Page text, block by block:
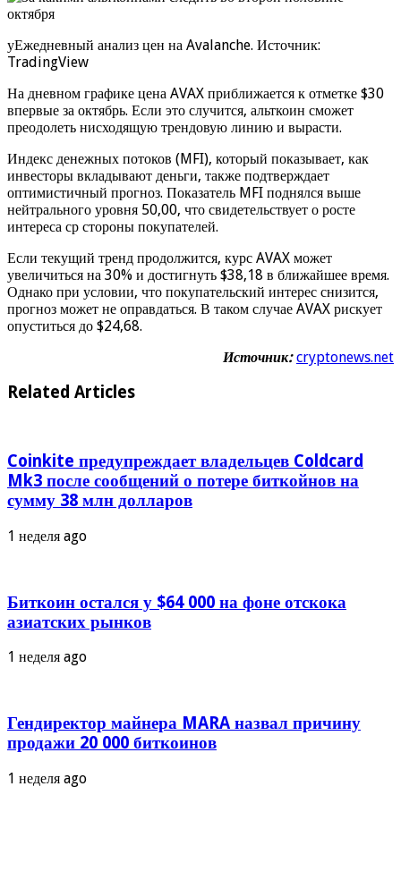
уЕжедневный анализ цен на Avalanche. Источник:
TradingView
На дневном графике цена AVAX приближается к отметке $30
впервые за октябрь. Если это случится, альткоин сможет
преодолеть нисходящую трендовую линию и вырасти.
Индекс денежных потоков (MFI), который показывает, как
инвесторы вкладывают деньги, также подтверждает
оптимистичный прогноз. Показатель MFI поднялся выше
нейтрального уровня 50,00, что свидетельствует о росте
интереса ср стороны покупателей.
Если текущий тренд продолжится, курс AVAX может
увеличиться на 30% и достигнуть $38,18 в ближайшее время.
Однако при условии, что покупательский интерес снизится,
прогноз может не оправдаться. В таком случае AVAX рискует
опуститься до $24,68.
Источник: cryptonews.net
Related Articles
Coinkite предупреждает владельцев Coldcard
Mk3 после сообщений о потере биткойнов на
сумму 38 млн долларов
1 неделя ago
Биткоин остался у $64 000 на фоне отскока
азиатских рынков
1 неделя ago
Гендиректор майнера MARA назвал причину
продажи 20 000 биткоинов
1 неделя ago